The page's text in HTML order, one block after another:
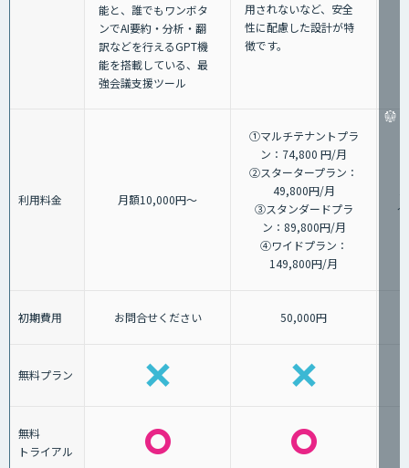
能と、誰でもワンボタ
ンでAI要約・分析・翻
訳などを行えるGPT機
能を搭載している、最
強会議支援ツール
用されないなど、安全
性に配慮した設計が特
徴です。
利用料金 月額10,000円～
①マルチテナントプラ
ン：74,800 円/月
②スタータープラン：
49,800円/月
③スタンダードプラ
ン：89,800円/月
④ワイドプラン：
149,800円/月
初期費用 お問合せください 50,000円
無料プラン
無料
トライアル